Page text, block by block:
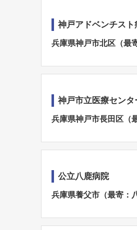
神戸アドベンチスト
兵庫県神戸市北区（最
神戸市立医療セン
兵庫県神戸市長田区（
公立八鹿病院
兵庫県養父市（最寄：